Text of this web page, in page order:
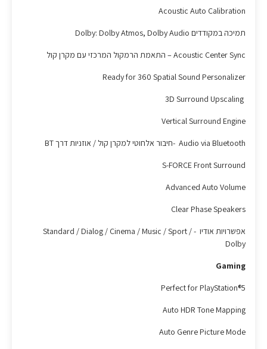
Acoustic Auto Calibration
תמיכה במקודדים Dolby: Dolby Atmos, Dolby Audio
Acoustic Center Sync – התאמת הרמקול המרכזי עם מקרן קול
Ready for 360 Spatial Sound Personalizer
Vertical Surround Engine
Audio via Bluetooth -חיבור אלחוטי למקרן קול / אוזניות דרך BT
S-FORCE Front Surround
Advanced Auto Volume
Clear Phase Speakers
אפשרויות אודיו - Standard / Dialog / Cinema / Music / Sport /
Dolby
Gaming
Perfect for PlayStation®5
Auto HDR Tone Mapping
Auto Genre Picture Mode